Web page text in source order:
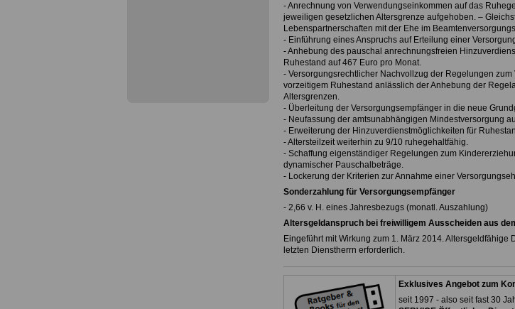
- Anrechnung von Verwendungseinkommen auf das
jeweiligen gesetzlichen Altersgrenze aufgehoben. –
Lebenspartnerschaften mit der Ehe im
- Einführung eines Anspruchs auf Erteilung einer
- Anhebung des pauschal anrechnungsfreien
Ruhestand auf 467 Euro pro Monat.
- Versorgungsrechtlicher Nachvollzug der Regelungen
vorzeitigem Ruhestand anlässlich der Anhebung der
Altersgrenzen.
- Überleitung der Versorgungsempfänger in die neue
- Neufassung der amtsunabhängigen Mindestversorgung
- Erweiterung der Hinzuverdienstmöglichkeiten für
- Altersteilzeit weiterhin zu 9/10 ruhegehaltfähig.
- Schaffung eigenständiger Regelungen zum
dynamischer Pauschalbeträge.
- Lockerung der Kriterien zur Annahme einer
Sonderzahlung für Versorgungsempfänger
- 2,66 v. H. eines Jahresbezugs (monatl. Auszahlung)
Altersgeldanspruch bei freiwilligem Ausscheiden aus
Eingeführt mit Wirkung zum 1. März 2014. Altersgeldfähige
letzten Dienstherrn erforderlich.
Exklusives Angebot zum
seit 1997 - also seit fast 30